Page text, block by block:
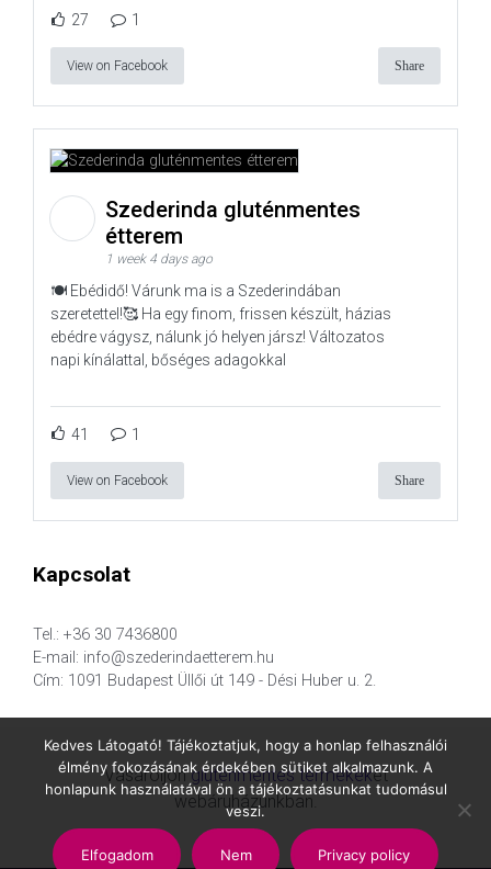
27 1
View on Facebook Share
Szederinda gluténmentes
étterem
1 week 4 days ago
🍽️ Ebédidő! Várunk ma is a Szederindában
szeretettel!🥰 Ha egy finom, frissen készült, házias
ebédre vágysz, nálunk jó helyen jársz! Változatos
napi kínálattal, bőséges adagokkal
41 1
View on Facebook Share
Kapcsolat
Tel.: +36 30 7436800
E-mail: info@szederindaetterem.hu
Cím: 1091 Budapest Üllői út 149 - Dési Huber u. 2.
Vásároljongluténmentes termékeket
webáruházunkban.
Kedves Látogató! Tájékoztatjuk, hogy a honlap felhasználói
élmény fokozásának érdekében sütiket alkalmazunk. A
honlapunk használatával ön a tájékoztatásunkat tudomásul
veszi.
Elfogadom Nem Privacy policy